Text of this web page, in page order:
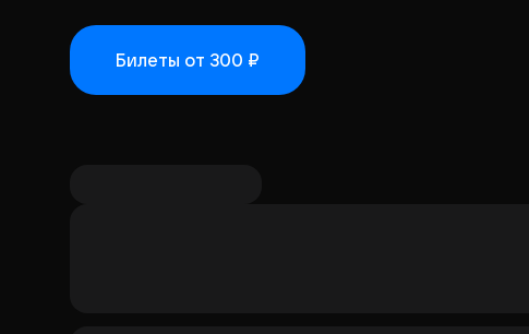
Билеты от 300 ₽